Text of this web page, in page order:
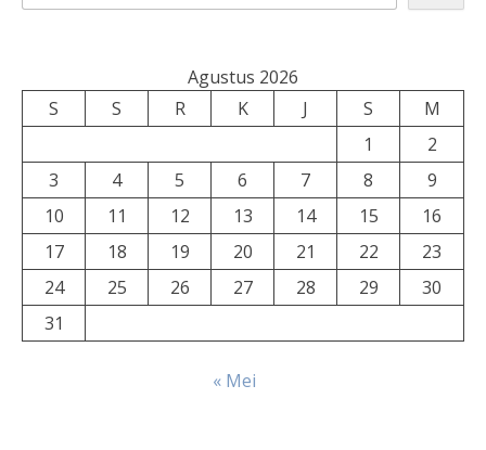
Agustus 2026
S
S R K J S
M
1
2
3
4 5 6 7 8
9
10
11 12 13 14 15
16
17
18 19 20 21 22
23
24
25 26 27 28 29
30
31
« Mei